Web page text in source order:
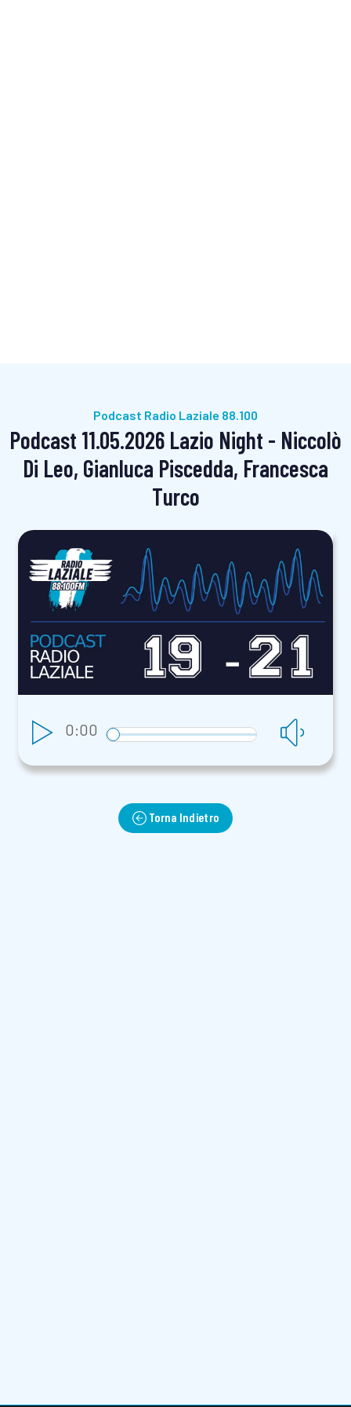
Podcast Radio Laziale 88.100
Podcast 11.05.2026 Lazio Night - Niccolò
Di Leo, Gianluca Piscedda, Francesca
Turco
0:00
Torna Indietro